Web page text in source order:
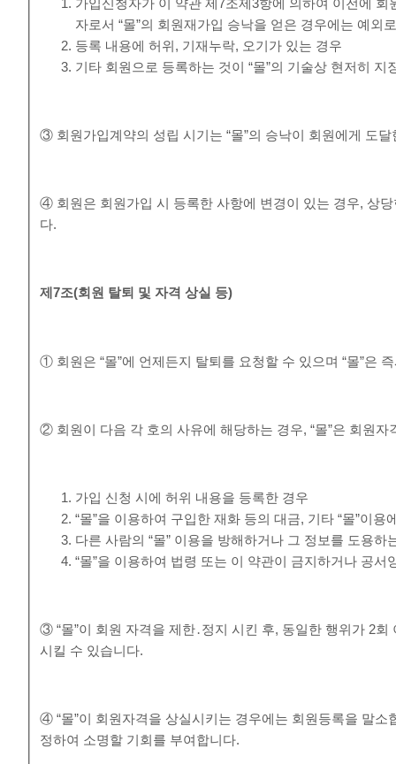
가입신청자가 이 약관 제7조제3항에 의하여 이전에
자로서 “몰”의 회원재가입 승낙을 얻은 경우에는 예외
등록 내용에 허위, 기재누락, 오기가 있는 경우
기타 회원으로 등록하는 것이 “몰”의 기술상 현저히 지
③ 회원가입계약의 성립 시기는 “몰”의 승낙이 회원에게 도
④ 회원은 회원가입 시 등록한 사항에 변경이 있는 경우, 상
다.
제7조(회원 탈퇴 및 자격 상실 등)
① 회원은 “몰”에 언제든지 탈퇴를 요청할 수 있으며 “몰”은
② 회원이 다음 각 호의 사유에 해당하는 경우, “몰”은 회원
가입 신청 시에 허위 내용을 등록한 경우
“몰”을 이용하여 구입한 재화 등의 대금, 기타 “몰”이
다른 사람의 “몰” 이용을 방해하거나 그 정보를 도용
“몰”을 이용하여 법령 또는 이 약관이 금지하거나 공
③ “몰”이 회원 자격을 제한․정지 시킨 후, 동일한 행위가 2
시킬 수 있습니다.
④ “몰”이 회원자격을 상실시키는 경우에는 회원등록을 말
정하여 소명할 기회를 부여합니다.